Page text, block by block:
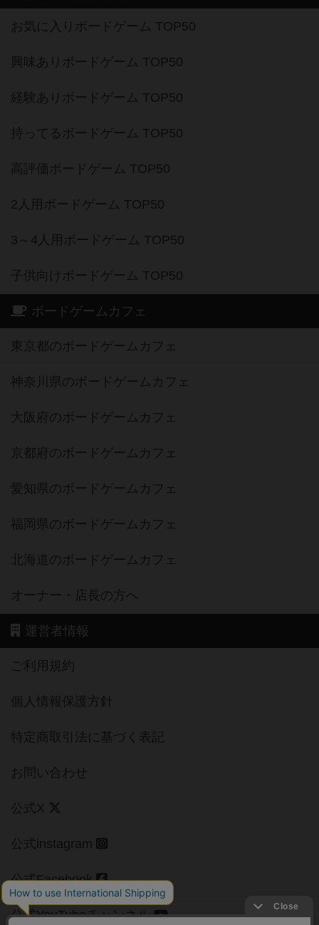
お気に入りボードゲーム TOP50
興味ありボードゲーム TOP50
経験ありボードゲーム TOP50
持ってるボードゲーム TOP50
高評価ボードゲーム TOP50
2人用ボードゲーム TOP50
3～4人用ボードゲーム TOP50
子供向けボードゲーム TOP50
ボードゲームカフェ
東京都のボードゲームカフェ
神奈川県のボードゲームカフェ
大阪府のボードゲームカフェ
京都府のボードゲームカフェ
愛知県のボードゲームカフェ
福岡県のボードゲームカフェ
北海道のボードゲームカフェ
オーナー・店長の方へ
運営者情報
ご利用規約
個人情報保護方針
特定商取引法に基づく表記
お問い合わせ
公式X
公式instagram
公式Facebook
公式YouTubeチャンネル